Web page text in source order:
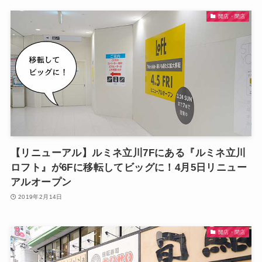
開店・閉店
【リニューアル】ルミネ立川7Fにある『ルミネ立川
ロフト』が6Fに移転してビッグに！4月5日リニュー
アルオープン
2019年2月14日
開店・閉店